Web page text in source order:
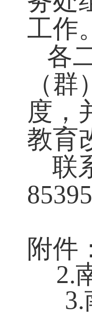
学院
学
告
情况
务处
工作
各
（群
度，
教